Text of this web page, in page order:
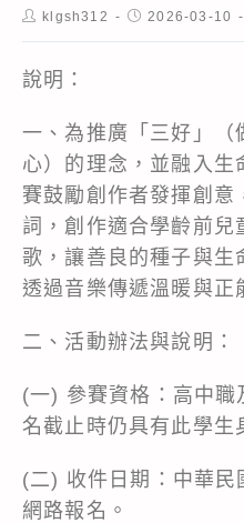
Postklgsh312
Post2026-03-10
說明：
一、為推廣「三好」（
心）的理念，並融入生
賽鼓勵創作者發揮創意
詞，創作適合學齡前兒
歌，讓善良的種子與生
透過音樂傳遞溫暖與正
二、活動辦法與說明：
(一) 參賽資格：高中職
名截止時仍具有此學生
(二) 收件日期：中華
網路報名。